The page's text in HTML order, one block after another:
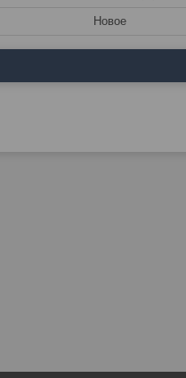
Новое